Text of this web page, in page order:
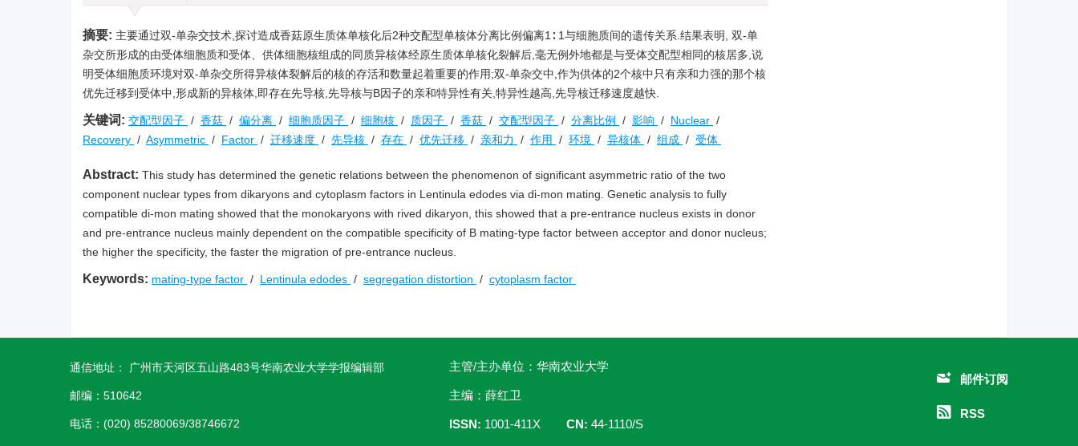
摘要: 主要通过双-单杂交技术,探讨造成香菇原生质体单核化后2种交配型单核体分离比例偏离1∶ 1与细胞质间的遗传关系.结果表明, 双-单
杂交所形成的由受体细胞质和受体、供体细胞核组成的同质异核体经原生质体单核化裂解后,毫无例外地都是与受体交配型相同的核居多,说
明受体细胞质环境对双-单杂交所得异核体裂解后的核的存活和数量起着重要的作用;双-单杂交中,作为供体的2个核中只有亲和力强的那个核
优先迁移到受体中,形成新的异核体,即存在先导核,先导核与B因子的亲和特异性有关,特异性越高,先导核迁移速度越快.
关键词: 交配型因子 / 香菇 / 偏分离 / 细胞质因子 / 细胞核 / 质因子 / 香菇 / 交配型因子 / 分离比例 / 影响 / Nuclear /
Recovery / Asymmetric / Factor / 迁移速度 / 先导核 / 存在 / 优先迁移 / 亲和力 / 作用 / 环境 / 异核体 / 组成 / 受体
Abstract: This study has determined the genetic relations between the phenomenon of significant asymmetric ratio of the two
component nuclear types from dikaryons and cytoplasm factors in Lentinula edodes via di-mon mating. Genetic analysis to fully
compatible di-mon mating showed that the monokaryons with rived dikaryon, this showed that a pre-entrance nucleus exists in donor
and pre-entrance nucleus mainly dependent on the compatible specificity of B mating-type factor between acceptor and donor nucleus;
the higher the specificity, the faster the migration of pre-entrance nucleus.
Keywords: mating-type factor / Lentinula edodes / segregation distortion / cytoplasm factor
通信地址： 广州市天河区五山路483号华南农业大学学报编辑部
邮编：510642
电话：(020) 85280069/38746672
主管/主办单位：华南农业大学
主编：薛红卫
ISSN: 1001-411X CN: 44-1110/S
邮件订阅
RSS